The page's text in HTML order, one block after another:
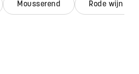
mousserend rode wijn